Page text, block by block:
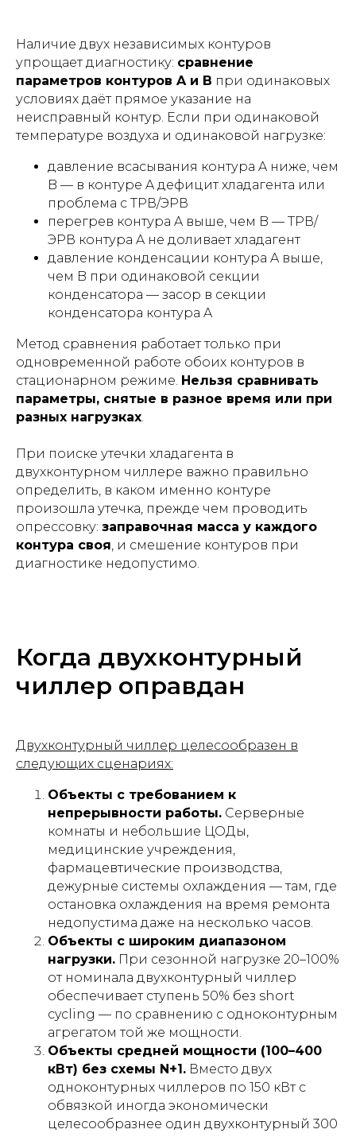
Наличие двух независимых контуров
упрощает диагностику: сравнение
параметров контуров A и B при одинаковых
условиях даёт прямое указание на
неисправный контур. Если при одинаковой
температуре воздуха и одинаковой нагрузке:
давление всасывания контура A ниже, чем
B — в контуре A дефицит хладагента или
проблема с ТРВ/ЭРВ
перегрев контура A выше, чем B — ТРВ/
ЭРВ контура A не доливает хладагент
давление конденсации контура A выше,
чем B при одинаковой секции
конденсатора — засор в секции
конденсатора контура A
Метод сравнения работает только при
одновременной работе обоих контуров в
стационарном режиме. Нельзя сравнивать
параметры, снятые в разное время или при
разных нагрузках.
При поиске утечки хладагента в
двухконтурном чиллере важно правильно
определить, в каком именно контуре
произошла утечка, прежде чем проводить
опрессовку: заправочная масса у каждого
контура своя, и смешение контуров при
диагностике недопустимо.
Когда двухконтурный
чиллер оправдан
Двухконтурный чиллер целесообразен в
следующих сценариях:
Объекты с требованием к
непрерывности работы. Серверные
комнаты и небольшие ЦОДы,
медицинские учреждения,
фармацевтические производства,
дежурные системы охлаждения — там, где
остановка охлаждения на время ремонта
недопустима даже на несколько часов.
Объекты с широким диапазоном
нагрузки. При сезонной нагрузке 20–100%
от номинала двухконтурный чиллер
обеспечивает ступень 50% без short
cycling — по сравнению с одноконтурным
агрегатом той же мощности.
Объекты средней мощности (100–400
кВт) без схемы N+1. Вместо двух
одноконтурных чиллеров по 150 кВт с
обвязкой иногда экономически
целесообразнее один двухконтурный 300